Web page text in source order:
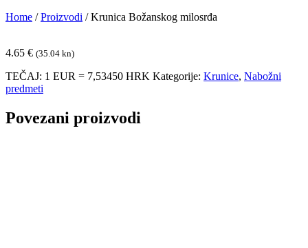
Home / Proizvodi / Krunica Božanskog milosrđa
4.65 € (35.04 kn)
TEČAJ: 1 EUR = 7,53450 HRK Kategorije: Krunice, Nabožni
predmeti
Povezani proizvodi